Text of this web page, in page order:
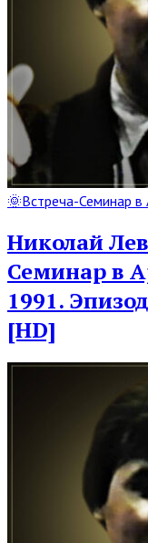
Read
Post
🌞Встреча-Семинар
Николай
Семинар в
1991.
[HD]